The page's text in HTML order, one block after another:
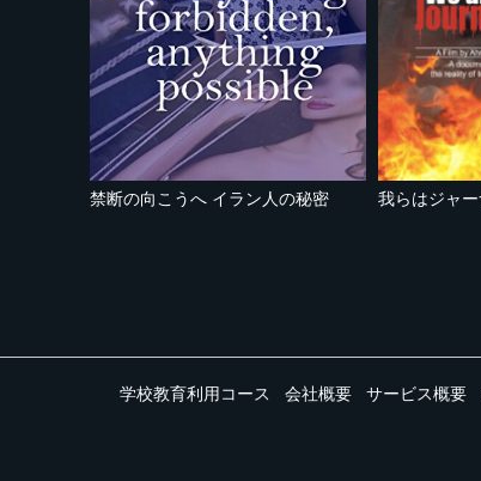
禁断の向こうへ イラン人の秘密
学校教育利用コース 会社概要 サービス概要